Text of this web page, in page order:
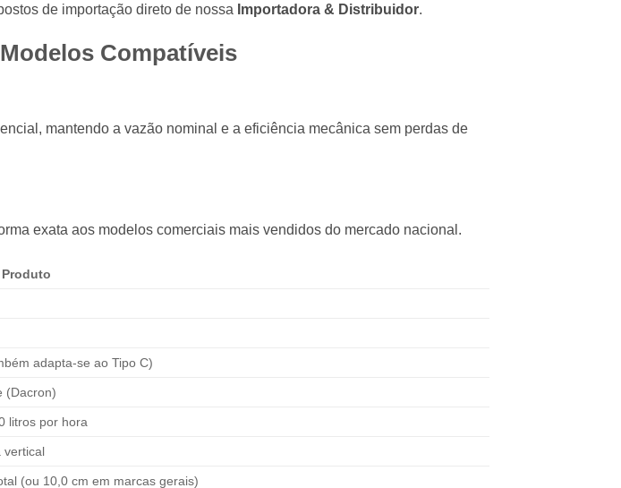
de importação direto de nossa Importadora & Distribuidor.
Compatíveis
mantendo a vazão nominal e a eficiência mecânica sem perdas de
exata aos modelos comerciais mais vendidos do mercado nacional.
adapta-se ao Tipo C)
(Dacron)
litros por hora
vertical
(ou 10,0 cm em marcas gerais)